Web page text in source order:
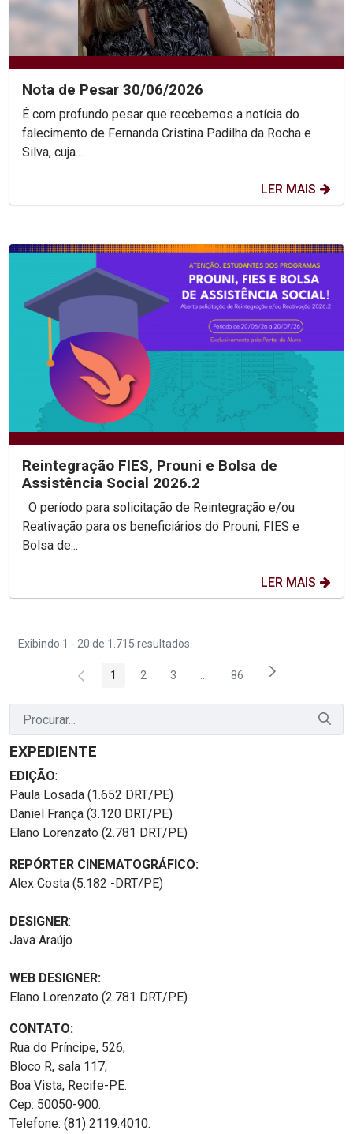
Nota de Pesar 30/06/2026
É com profundo pesar que recebemos a notícia do
falecimento de Fernanda Cristina Padilha da Rocha e
Silva, cuja...
LER MAIS
Reintegração FIES, Prouni e Bolsa de
Assistência Social 2026.2
Reativação para os beneficiários do Prouni, FIES e
Bolsa de...
LER MAIS
Exibindo 1 - 20 de 1.715 resultados.
Página
1 Página
2 Página
3 Páginas intermediárias Usar
Página
86
EXPEDIENTE
EDIÇÃO:
Paula Losada (1.652 DRT/PE)
Daniel França (3.120 DRT/PE)
Elano Lorenzato (2.781 DRT/PE)
REPÓRTER CINEMATOGRÁFICO:
Alex Costa (5.182 -DRT/PE)
DESIGNER:
Java Araújo
WEB DESIGNER:
Elano Lorenzato (2.781 DRT/PE)
CONTATO:
Rua do Príncipe, 526,
Bloco R, sala 117,
Boa Vista, Recife-PE.
Cep: 50050-900.
Telefone: (81) 2119.4010.